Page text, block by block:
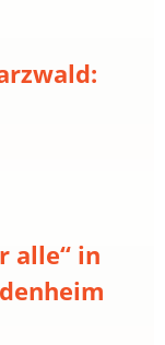
alle“ in